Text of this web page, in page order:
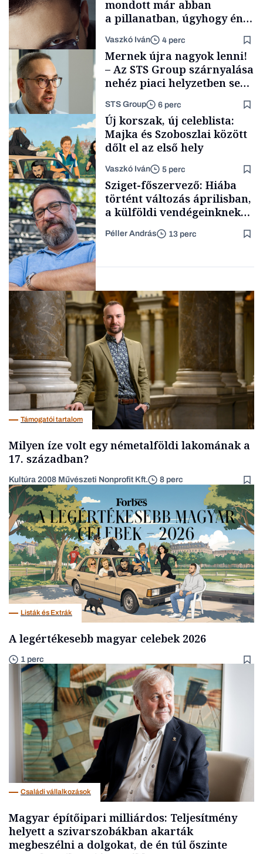
Forbes-sztori
mondott már abban
a pillanatban, úgyhogy én
a legsarkosabb
gondolataimat akartam
kimondani
Vaszkó Iván 4 perc
Támogatói tartalom
Mernek újra nagyok lenni!
– Az STS Group szárnyalása
nehéz piaci helyzetben sem
STS Group 6 perc
Lista
Új korszak, új celeblista:
Majka és Szoboszlai között
dőlt el az első hely
Vaszkó Iván 5 perc
Interjú
Sziget-főszervező: Hiába
történt változás áprilisban,
a külföldi vendégeinknek
idő kell, hogy új képet
alakítsanak ki
Péller András 13 perc
Támogatói tartalom
Milyen íze volt egy németalföldi lakomának a
17. században?
Kultúra 2008 Művészeti Nonprofit Kft. 8 perc
Listák és Extrák
A legértékesebb magyar celebek 2026
1 perc
Családi vállalkozások
Magyar építőipari milliárdos: Teljesítmény
helyett a szivarszobákban akarták
megbeszélni a dolgokat, de én túl őszinte